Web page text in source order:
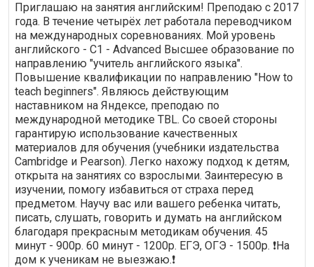
Приглашаю на занятия английским! Преподаю с 2017
года. В течение четырёх лет работала переводчиком
на международных соревнованиях. Мой уровень
английского - C1 - Advanced Высшее образование по
направлению "учитель английского языка".
Повышение квалификации по направлению "How to
teach beginners". Являюсь действующим
наставником на Яндексе, преподаю по
международной методике TBL. Со своей стороны
гарантирую использование качественных
материалов для обучения (учебники издательства
Cambridge и Pearson). Легко нахожу подход к детям,
открыта на занятиях со взрослыми. Заинтересую в
изучении, помогу избавиться от страха перед
предметом. Научу вас или вашего ребенка читать,
писать, слушать, говорить и думать на английском
благодаря прекрасным методикам обучения. 45
минут - 900р. 60 минут - 1200р. ЕГЭ, ОГЭ - 1500р. ❗На
дом к ученикам не выезжаю.❗